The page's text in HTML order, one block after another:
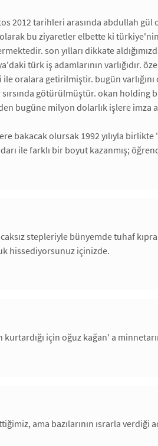
2012 tarihleri arasında abdullah
bu ziyaretler elbette ki
son yılları dikkate
türk iş adamlarının varlığıdır.
ile oralara getirilmiştir. bugün
götürülmüştür. okan holding
bugüne milyon dolarlık işlere imza
bakacak olursak 1992 yılıyla
ile farklı bir boyut kazanmış;
stepleriyle bünyemde tuhaf
hissediyorsunuz içinizde.
kurtardığı için oğuz kağan' a
ama bazılarının ısrarla verdiği